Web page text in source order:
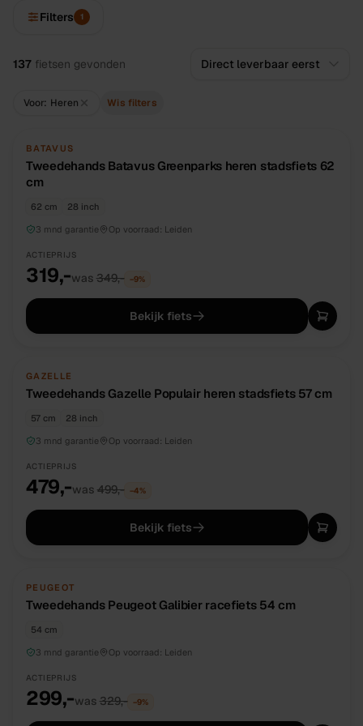
Filters 1
Allefietsen
137 fietsen gevonden
Voor: Heren Wis filters
TWEEDEHANDS
BATAVUS
Tweedehands Batavus Greenparks heren stadsfiets 62
cm
62 cm
28 inch
3 mnd garantie
Op voorraad: Leiden
ACTIEPRIJS
319,-was 349,- −9%
Bekijk fiets
TWEEDEHANDS
GAZELLE
Tweedehands Gazelle Populair heren stadsfiets 57 cm
57 cm
28 inch
3 mnd garantie
Op voorraad: Leiden
ACTIEPRIJS
479,-was 499,- −4%
Bekijk fiets
TWEEDEHANDS
PEUGEOT
Tweedehands Peugeot Galibier racefiets 54 cm
54 cm
3 mnd garantie
Op voorraad: Leiden
ACTIEPRIJS
299,-was 329,- −9%